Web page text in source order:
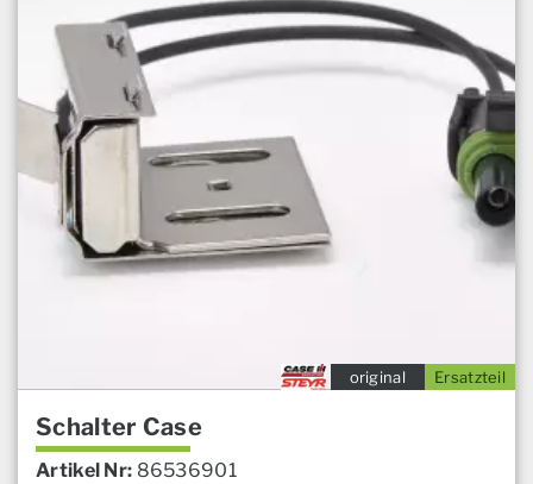
Ersatzteil
original
Schalter Case
Artikel Nr: 86536901